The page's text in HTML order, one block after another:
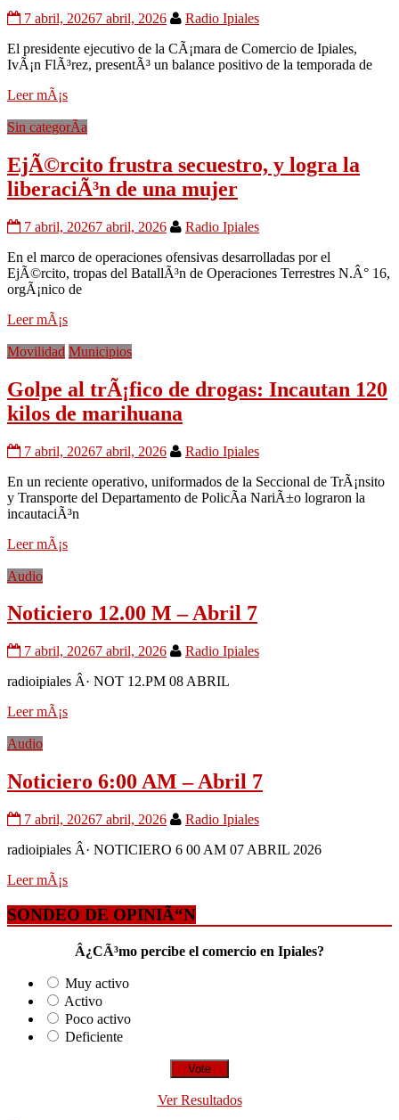
7 abril, 20267 abril, 2026
Radio Ipiales
El presidente ejecutivo de la CÃ¡mara de Comercio de Ipiales,
IvÃ¡n FlÃ³rez, presentÃ³ un balance positivo de la temporada de
Leer mÃ¡s
Sin categorÃ­a
EjÃ©rcito frustra secuestro, y logra la
liberaciÃ³n de una mujer
7 abril, 20267 abril, 2026
Radio Ipiales
En el marco de operaciones ofensivas desarrolladas por el
EjÃ©rcito, tropas del BatallÃ³n de Operaciones Terrestres N.Â° 16,
orgÃ¡nico de
Leer mÃ¡s
Movilidad Municipios
Golpe al trÃ¡fico de drogas: Incautan 120
kilos de marihuana
7 abril, 20267 abril, 2026
Radio Ipiales
En un reciente operativo, uniformados de la Seccional de TrÃ¡nsito
y Transporte del Departamento de PolicÃ­a NariÃ±o lograron la
incautaciÃ³n
Leer mÃ¡s
Audio
Noticiero 12.00 M – Abril 7
7 abril, 20267 abril, 2026
Radio Ipiales
radioipiales Â· NOT 12.PM 08 ABRIL
Leer mÃ¡s
Audio
Noticiero 6:00 AM – Abril 7
7 abril, 20267 abril, 2026
Radio Ipiales
radioipiales Â· NOTICIERO 6 00 AM 07 ABRIL 2026
Leer mÃ¡s
SONDEO DE OPINIÃ“N
Â¿CÃ³mo percibe el comercio en Ipiales?
Muy activo
Activo
Poco activo
Deficiente
Ver Resultados